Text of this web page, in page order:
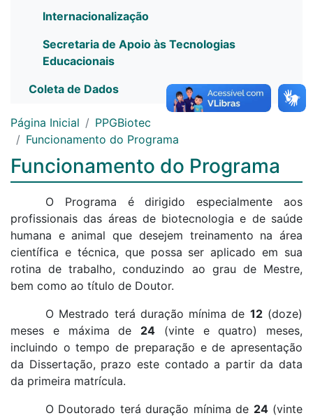
Internacionalização
Secretaria de Apoio às Tecnologias
Educacionais
Coleta de Dados
Página Inicial
PPGBiotec
Funcionamento do Programa
Funcionamento do Programa
O Programa é dirigido especialmente aos
profissionais das áreas de biotecnologia e de saúde
humana e animal que desejem treinamento na área
científica e técnica, que possa ser aplicado em sua
rotina de trabalho, conduzindo ao grau de Mestre,
bem como ao título de Doutor.
O Mestrado terá duração mínima de 12(doze)
meses e máxima de 24 (vinte e quatro) meses,
incluindo o tempo de preparação e de apresentação
da Dissertação, prazo este contado a partir da data
da primeira matrícula.
O Doutorado terá duração mínima de 24(vinte